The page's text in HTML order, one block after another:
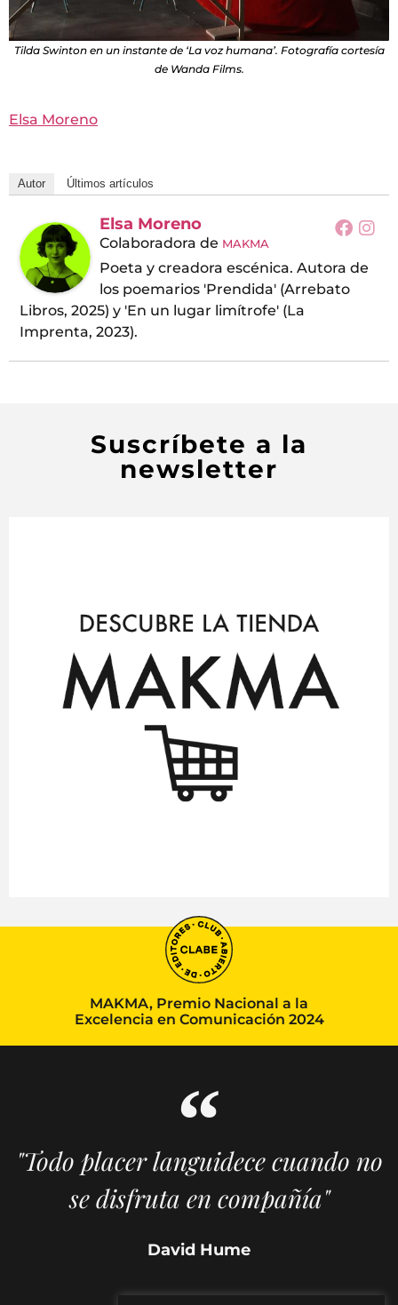
Tilda Swinton en un instante de ‘La voz humana’. Fotografía cortesía
de Wanda Films.
Elsa Moreno
Autor Últimos artículos
Elsa Moreno
Colaboradora de MAKMA
Poeta y creadora escénica. Autora de
los poemarios 'Prendida' (Arrebato
Libros, 2025) y 'En un lugar limítrofe' (La
Imprenta, 2023).
Suscríbete a la
newsletter
MAKMA, Premio Nacional a la
Excelencia en Comunicación 2024
"Todo placer languidece cuando no
se disfruta en compañía"
David Hume